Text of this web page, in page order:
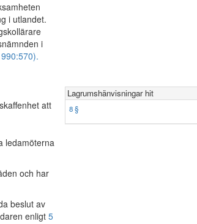
i utlandet.
i
att
Lagrumshänvisningar hit
8 §
ledamöterna
och har
beslut av
enligt 5